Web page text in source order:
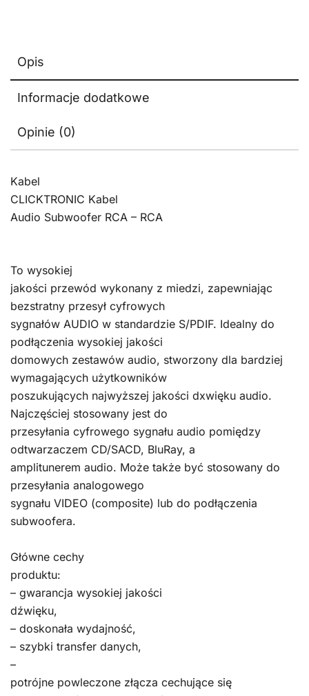
Opis
Informacje dodatkowe
Opinie (0)
Kabel
CLICKTRONIC Kabel
Audio Subwoofer RCA – RCA
To wysokiej
jakości przewód wykonany z miedzi, zapewniając
bezstratny przesył cyfrowych
sygnałów AUDIO w standardzie S/PDIF. Idealny do
podłączenia wysokiej jakości
domowych zestawów audio, stworzony dla bardziej
wymagających użytkowników
poszukujących najwyższej jakości dxwięku audio.
Najczęściej stosowany jest do
przesyłania cyfrowego sygnału audio pomiędzy
odtwarzaczem CD/SACD, BluRay, a
amplitunerem audio. Może także być stosowany do
przesyłania analogowego
sygnału VIDEO (composite) lub do podłączenia
subwoofera.
Główne cechy
produktu:
– gwarancja wysokiej jakości
dźwięku,
– doskonała wydajność,
– szybki transfer danych,
–
potrójne powleczone złącza cechujące się